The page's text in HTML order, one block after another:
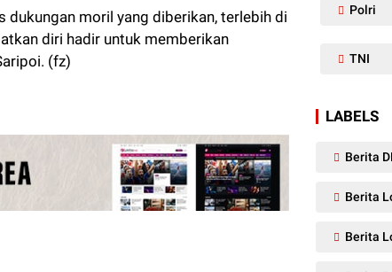
moril yang diberikan, terlebih di
diri hadir untuk memberikan
(fz)
Polri
TNI
LABELS
Berita
Berita
Berita